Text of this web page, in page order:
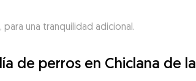
una tranquilidad adicional.
de perros en Chiclana de la